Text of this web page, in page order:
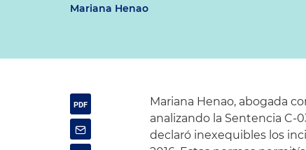
Mariana Henao
Mariana Henao, abogada
analizando la Sentencia C-
declaró inexequibles los